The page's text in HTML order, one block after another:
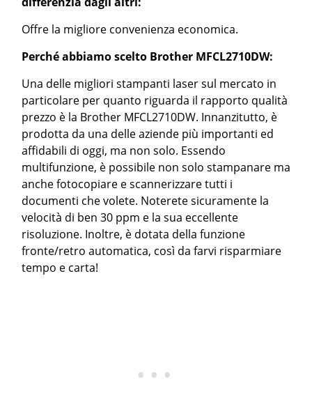
Offre la migliore convenienza economica.
Perché abbiamo scelto Brother MFCL2710DW:
Una delle migliori stampanti laser sul mercato in
particolare per quanto riguarda il rapporto qualità
prezzo è la Brother MFCL2710DW. Innanzitutto, è
prodotta da una delle aziende più importanti ed
affidabili di oggi, ma non solo. Essendo
multifunzione, è possibile non solo stampanare ma
anche fotocopiare e scannerizzare tutti i
documenti che volete. Noterete sicuramente la
velocità di ben 30 ppm e la sua eccellente
risoluzione. Inoltre, è dotata della funzione
fronte/retro automatica, così da farvi risparmiare
tempo e carta!